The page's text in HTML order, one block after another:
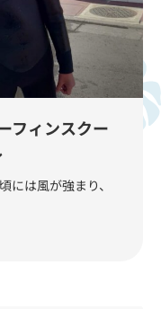
フィンスクー
には風が強まり、